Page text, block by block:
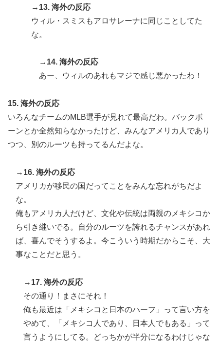
→13. 海外の反応
ウィル・スミスもアロサレーナに同じことしてた
な。
→14. 海外の反応
あー、ウィルのあれもマジで感じ悪かったわ！
15. 海外の反応
いろんなチームのMLB選手が見れて最高だわ。バックボ
ーンとか全然知らなかったけど、みんなアメリカ人であり
つつ、別のルーツも持ってるんだよな。
→16. 海外の反応
アメリカが移民の国だってことをみんな忘れがちだよ
な。
俺もアメリカ人だけど、文化や伝統は両親のメキシコか
ら引き継いでる。自分のルーツを誇れるチャンスがあれ
ば、喜んでそうするよ。今こういう時期だからこそ、大
事なことだと思う。
→17. 海外の反応
その通り！まさにそれ！
俺も最近は「メキシコと日本のハーフ」って言い方を
やめて、「メキシコ人であり、日本人でもある」って
言うようにしてる。どっちかが半分になるわけじゃな